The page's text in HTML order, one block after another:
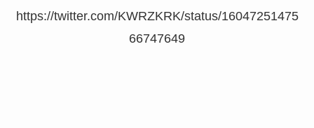
https://twitter.com/KWRZKRK/status/16047251475
66747649